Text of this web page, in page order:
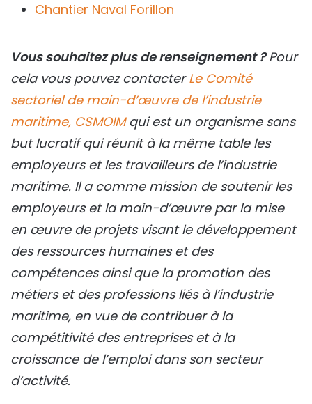
Chantier Naval Forillon
Vous souhaitez plus de renseignement ?Pour
cela vous pouvez contacterLe Comité
sectoriel de main-d’œuvre de l’industrie
maritime, CSMOIMqui est un organisme sans
but lucratif qui réunit à la même table les
employeurs et les travailleurs de l’industrie
maritime. Il a comme mission de soutenir les
employeurs et la main-d’œuvre par la mise
en œuvre de projets visant le développement
des ressources humaines et des
compétences ainsi que la promotion des
métiers et des professions liés à l’industrie
maritime, en vue de contribuer à la
compétitivité des entreprises et à la
croissance de l’emploi dans son secteur
d’activité.